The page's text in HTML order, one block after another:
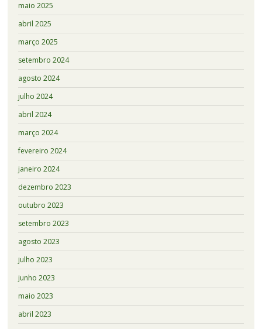
maio 2025
abril 2025
março 2025
setembro 2024
agosto 2024
julho 2024
abril 2024
março 2024
fevereiro 2024
janeiro 2024
dezembro 2023
outubro 2023
setembro 2023
agosto 2023
julho 2023
junho 2023
maio 2023
abril 2023